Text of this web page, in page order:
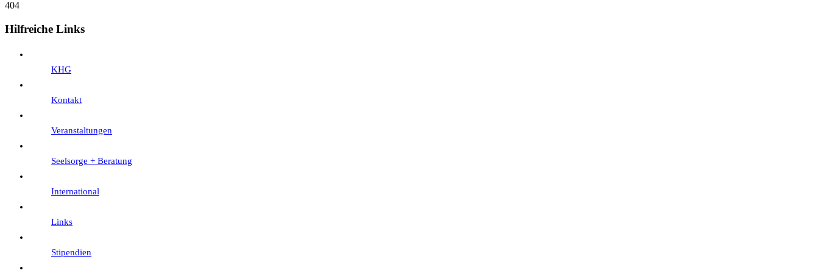
404
Hilfreiche Links
KHG
Kontakt
Veranstaltungen
Seelsorge + Beratung
International
Links
Stipendien